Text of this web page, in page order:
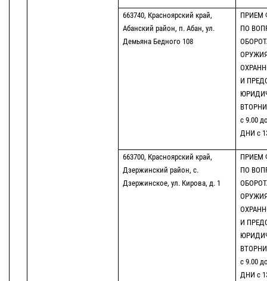
663740, Красноярский край,
Абанский район, п. Абан, ул.
Демьяна Бедного 108
ПРИЕМ
ПО
И
с 9.00
ДНИ с
663700, Красноярский край,
Дзержинский район, с.
Дзержинское, ул. Кирова, д. 1
ПРИЕМ
ПО
И
с 9.00
ДНИ с